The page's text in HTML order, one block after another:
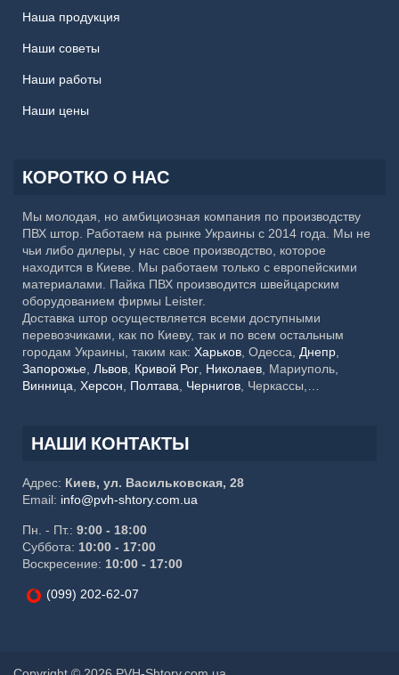
Наша продукция
Наши советы
Наши работы
Наши цены
КОРОТКО О НАС
Мы молодая, но амбициозная компания по производству
ПВХ штор. Работаем на рынке Украины с 2014 года. Мы не
чьи либо дилеры, у нас свое производство, которое
находится в Киеве. Мы работаем только с европейскими
материалами. Пайка ПВХ производится швейцарским
оборудованием фирмы Leister.
Доставка штор осуществляется всеми доступными
перевозчиками, как по Киеву, так и по всем остальным
городам Украины, таким как: Харьков , Одесса, Днепр
Запорожье Львов Кривой Рог Николаев , Мариуполь,
Винница Херсон Полтава Чернигов , Черкассы,
Кременчуг, Луцк, Белая Церковь, Краматорск, Мелитополь,
Ужгород, Славянск, Никополь, Бердянск, Бровары,
НАШИ КОНТАКТЫ
Адрес: Киев, ул. Васильковская, 28
Email: info@pvh-shtory.com.ua
Пн. - Пт.: 9:00 - 18:00
Суббота: 10:00 - 17:00
Воскресение: 10:00 - 17:00
(099) 202-62-07